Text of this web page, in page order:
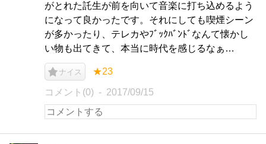
がとれた託生が前を向いて音楽に打ち込めるよう
になって良かったです。それにしても喫煙シーン
が多かったり、テレカやﾌﾞｯｸﾊﾞﾝﾄﾞなんて懐かし
い物も出てきて、本当に時代を感じるなぁ…
ナイス ★23
コメント(0) 2017/09/15